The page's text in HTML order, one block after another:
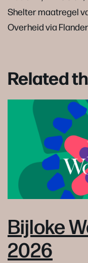
Shelter maatregel
Overheid via
Related
Bijloke
2026